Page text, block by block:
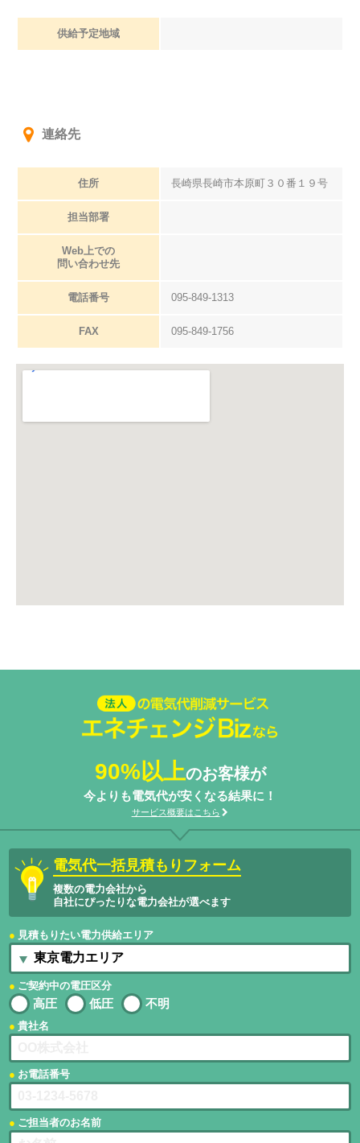
供給予定地域
連絡先
住所 長崎県長崎市本原町３０番１９号
担当部署
Web上での
問い合わせ先
電話番号 095-849-1313
FAX 095-849-1756
法人の電気代削減サービスエネ
チェンジ Biz
90%以上のお客様が
今よりも電気代が安くなる結果に！
サービス概要はこちら
電気代一括見積もりフォーム
複数の電力会社から
自社にぴったりな電力会社が選べます
見積もりたい電力供給エリア
ご契約中の電圧区分
高圧 低圧 不明
貴社名
お電話番号
ご担当者のお名前